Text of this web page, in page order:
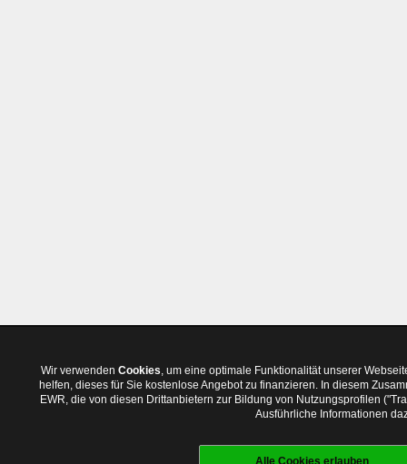
Wir verwenden Cookies, um eine optimale Funktionalität unserer
helfen, dieses für Sie kostenlose Angebot zu finanzieren. In diesem
EWR, die von diesen Drittanbietern zur Bildung von Nutzungsprofilen
Ausführliche Informationen
Alle Cookies erlauben